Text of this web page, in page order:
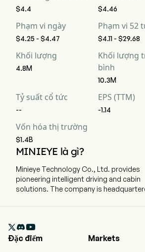
$4.4 $4.46
Phạm vi ngày
$4.25 - $4.47
Phạm vi 52
$4.11 - $29.68
Khối lượng
4.8M
Khối lượng
bình
10.3M
Tỷ suất cổ tức
--
EPS (TTM)
-1.14
Vốn hóa thị trường
$1.4B
MINIEYE là gì?
Minieye Technology Co., Ltd. provides
pioneering intelligent driving and cabin
solutions. The company is
businesses. The intelligent driving
business is engaged in the provision of

Đặc điểm
Markets